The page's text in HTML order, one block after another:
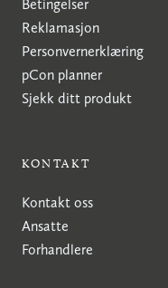
Betingelser
Reklamasjon
Personvernerklæring
pCon planner
Sjekk ditt produkt
KONTAKT
Kontakt oss
Ansatte
Forhandlere